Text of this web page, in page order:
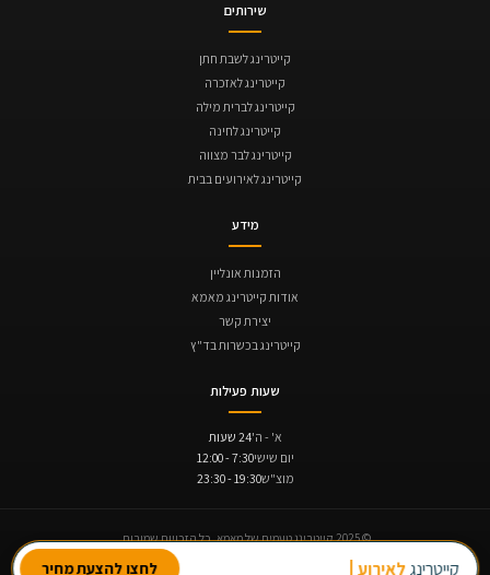
שירותים
קייטרינג לשבת חתן
קייטרינג לאזכרה
קייטרינג לברית מילה
קייטרינג לחינה
קייטרינג לבר מצווה
קייטרינג לאירועים בבית
מידע
הזמנות אונליין
אודות קייטרינג מאמא
יצירת קשר
קייטרינג בכשרות בד"ץ
שעות פעילות
א' - ה'24 שעות
יום שישי7:30 - 12:00
מוצ"ש19:30 - 23:30
© 2025 קייטרינג טעמים של מאמא. כל הזכויות שמורות.
תקנון ביטולים והחזרים
מדיניות פרטיות
קייטרינגלאירוע חברה לחצו להצעת מחיר